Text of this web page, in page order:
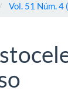
Vol. 51 Núm.